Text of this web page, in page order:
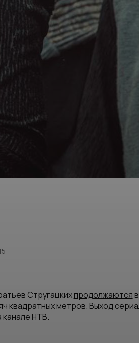
Стругацкихпродолжаются
квадратных метров. Выход
канале НТВ.